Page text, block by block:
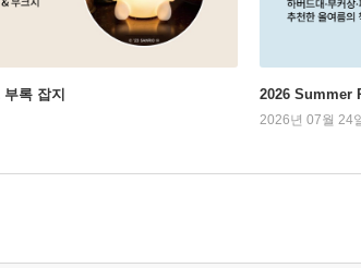
록 잡지 2026 Summer
2026년 07월 24